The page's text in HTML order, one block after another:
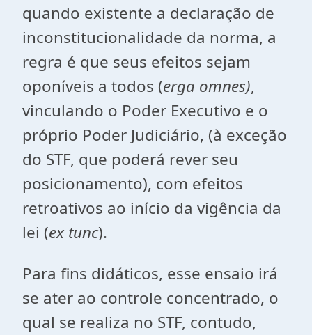
quando existente a declaração de
inconstitucionalidade da norma, a
regra é que seus efeitos sejam
oponíveis a todos (erga omnes),
vinculando o Poder Executivo e o
próprio Poder Judiciário, (à exceção
do STF, que poderá rever seu
posicionamento), com efeitos
retroativos ao início da vigência da
lei (ex tunc).
Para fins didáticos, esse ensaio irá
se ater ao controle concentrado, o
qual se realiza no STF, contudo,